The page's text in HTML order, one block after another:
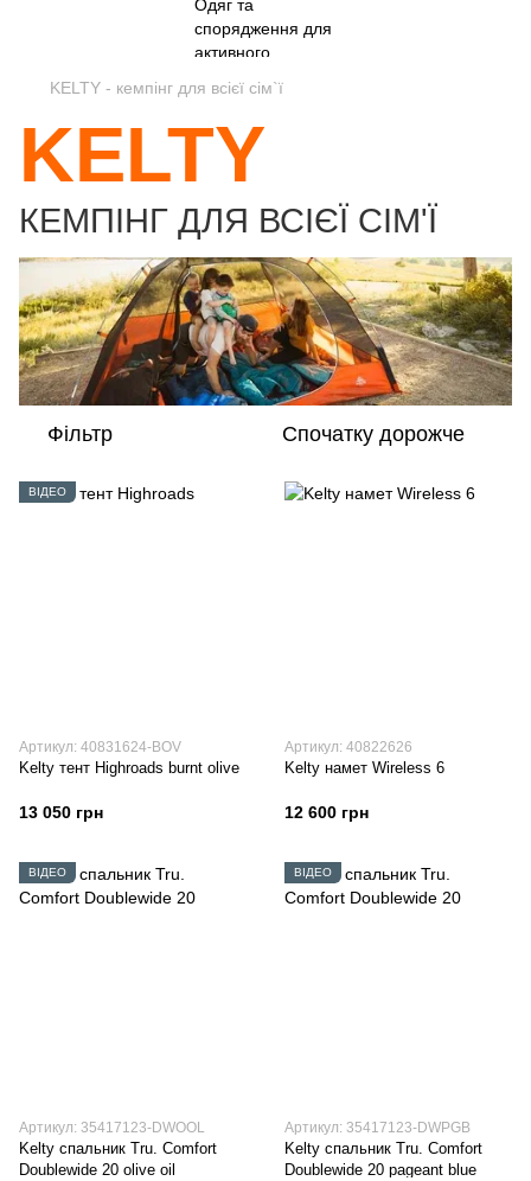
KELTY - кемпінг для всієї сім`ї
KELTY
КЕМПІНГ ДЛЯ ВСІЄЇ СІМ'Ї
Фільтр Спочатку дорожче
ВІДЕО
Артикул: 40831624-BOV
Kelty тент Highroads burnt olive
13 050 грн
Артикул: 40822626
Kelty намет Wireless 6
12 600 грн
ВІДЕО
Артикул: 35417123-DWOOL
Kelty спальник Tru. Comfort
Doublewide 20 olive oil
ВІДЕО
Артикул: 35417123-DWPGB
Kelty спальник Tru. Comfort
Doublewide 20 pageant blue